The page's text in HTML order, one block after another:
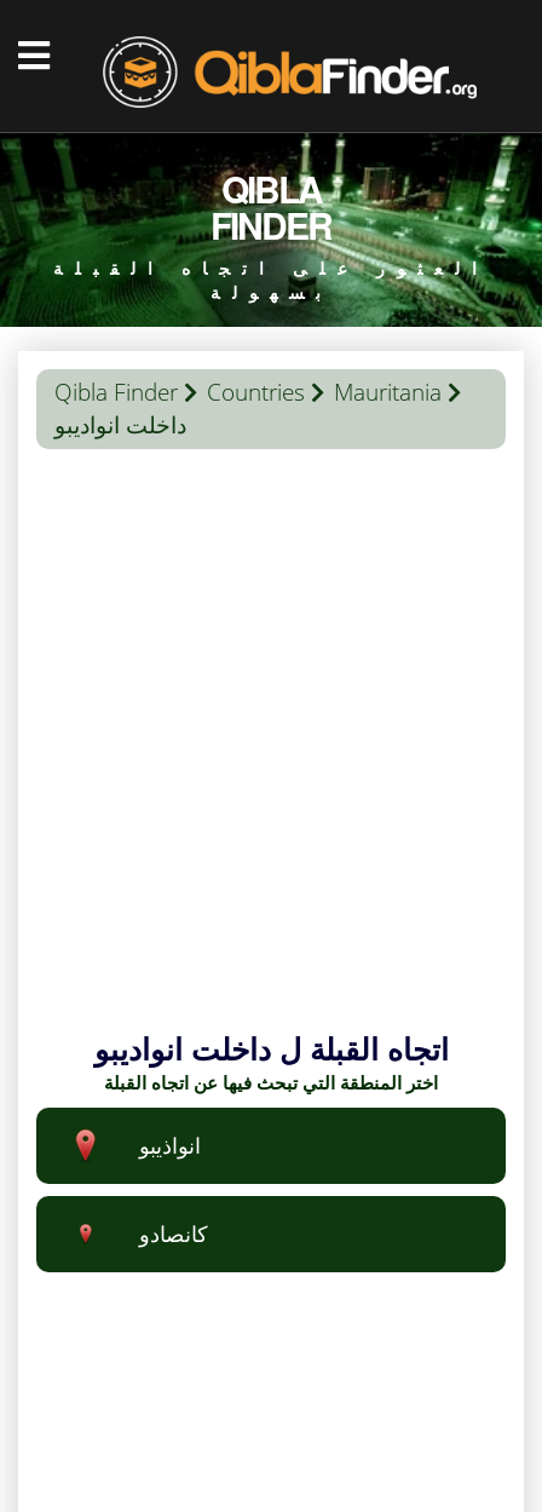
QIBLA
FINDER
العثور على اتجاه القبلة
بسهولة
Qibla Finder Countries
Mauritania
داخلت انواديبو
اتجاه القبلة ل داخلت انواديبو
اختر المنطقة التي تبحث فيها عن اتجاه القبلة
انواذيبو
كانصادو